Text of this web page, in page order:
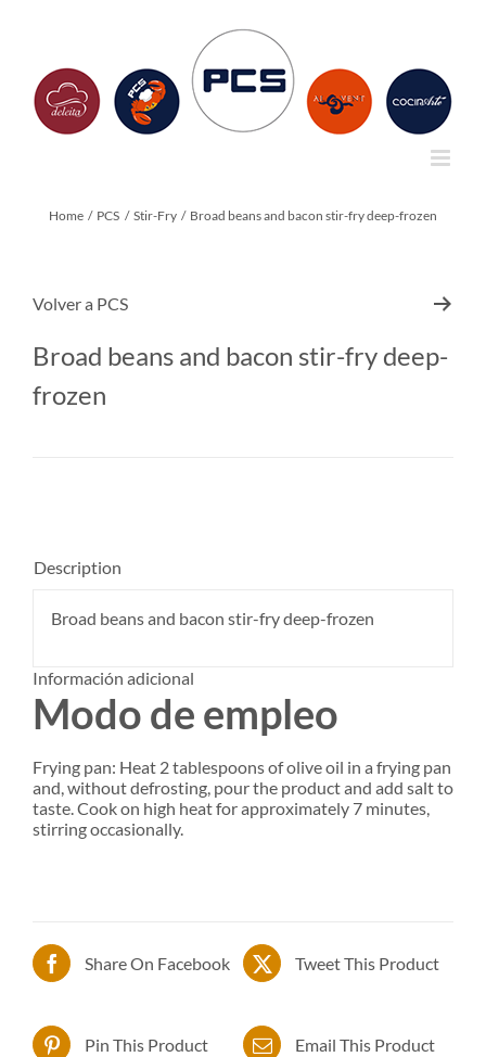
Home PCS Stir-Fry Broad beans and bacon stir-fry deep-frozen
Volver a PCS
Broad beans and bacon stir-fry deep-
frozen
Description
Broad beans and bacon stir-fry deep-frozen
Información adicional
Modo de empleo
Frying pan: Heat 2 tablespoons of olive oil in a frying pan
and, without defrosting, pour the product and add salt to
taste. Cook on high heat for approximately 7 minutes,
stirring occasionally.
Share On Facebook Tweet This Product
Pin This Product Email This Product